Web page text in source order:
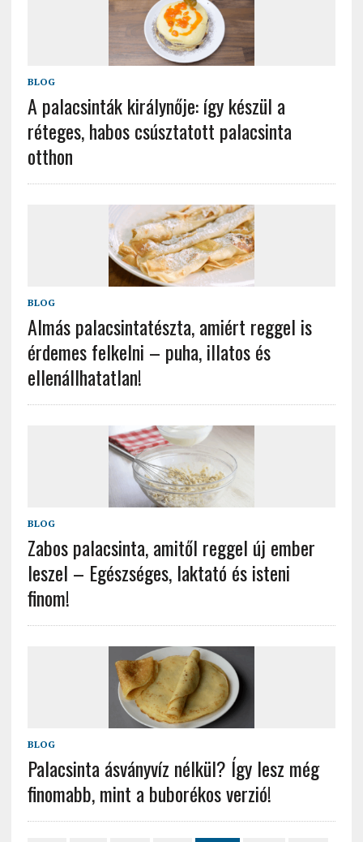
BLOG
A palacsinták királynője: így készül a
réteges, habos csúsztatott palacsinta
otthon
BLOG
Almás palacsintatészta, amiért reggel is
érdemes felkelni – puha, illatos és
ellenállhatatlan!
BLOG
Zabos palacsinta, amitől reggel új ember
leszel – Egészséges, laktató és isteni
finom!
BLOG
Palacsinta ásványvíz nélkül? Így lesz még
finomabb, mint a buborékos verzió!